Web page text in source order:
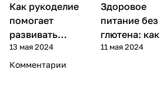
Творчество
Как рукоделие
помогает
развивать
фантазию и
улучшать
13 мая 2024
Советы
покупателям
Здоровое
питание без
глютена: как
выбрать и
11 мая 2024
Комментарии